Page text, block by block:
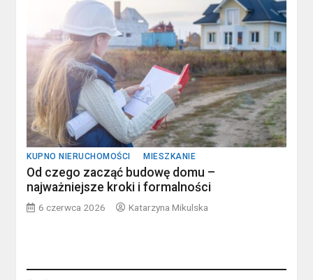
KUPNO NIERUCHOMOŚCI MIESZKANIE
Od czego zacząć budowę domu –
najważniejsze kroki i formalności
6 czerwca 2026 Katarzyna Mikulska